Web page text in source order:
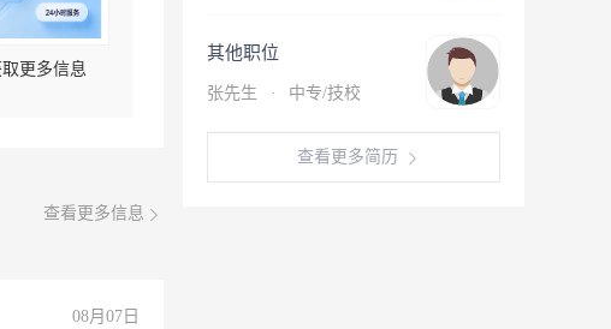
更多信息
查看更多信息
08月07日
其他职位
张先生 · 中专/技校
查看更多简历